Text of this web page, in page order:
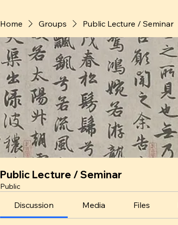
Home Groups Public Lecture / Seminar
Public Lecture / Seminar
Public
Discussion Media Files